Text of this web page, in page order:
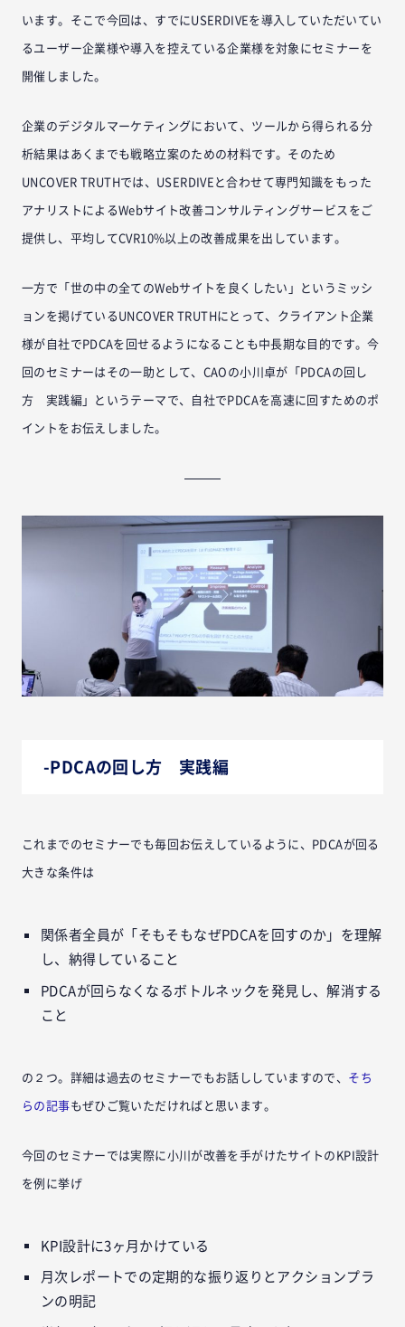
います。そこで今回は、すでにUSERDIVEを導入していただいてい
るユーザー企業様や導入を控えている企業様を対象にセミナーを
開催しました。
企業のデジタルマーケティングにおいて、ツールから得られる分
析結果はあくまでも戦略立案のための材料です。そのため
UNCOVER TRUTHでは、USERDIVEと合わせて専門知識をもった
アナリストによるWebサイト改善コンサルティングサービスをご
提供し、平均してCVR10%以上の改善成果を出しています。
一方で「世の中の全てのWebサイトを良くしたい」というミッシ
ョンを掲げているUNCOVER TRUTHにとって、クライアント企業
様が自社でPDCAを回せるようになることも中長期な目的です。今
回のセミナーはその一助として、CAOの小川卓が「PDCAの回し
方 実践編」というテーマで、自社でPDCAを高速に回すためのポ
イントをお伝えしました。
-PDCAの回し方 実践編
これまでのセミナーでも毎回お伝えしているように、PDCAが回る
大きな条件は
関係者全員が「そもそもなぜPDCAを回すのか」を理解
し、納得していること
PDCAが回らなくなるボトルネックを発見し、解消する
こと
の２つ。詳細は過去のセミナーでもお話ししていますので、 そち
らの記事もぜひご覧いただければと思います。
今回のセミナーでは実際に小川が改善を手がけたサイトのKPI設計
を例に挙げ
KPI設計に3ヶ月かけている
月次レポートでの定期的な振り返りとアクションプラ
ンの明記